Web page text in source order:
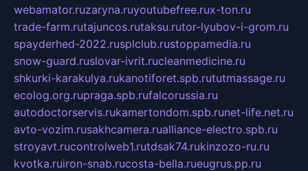
webamator.ruzaryna.ruyoutubefree.rux-ton.ru
trade-farm.rutajuncos.rutaksu.rutor-lyubov-i-grom.ru
spayderhed-2022.rusplclub.rustoppamedia.ru
snow-guard.ruslovar-ivrit.rucleanmedicine.ru
shkurki-karakulya.rukanotiforet.spb.rututmassage.ru
ecolog.org.rupraga.spb.rufalcorussia.ru
autodoctorservis.rukamertondom.spb.runet-life.net.ru
avto-vozim.rusakhcamera.rualliance-electro.spb.ru
stroyavt.rucontrolweb1.rutdsak74.rukinzozo-ru.ru
kvotka.ruiron-snab.rucosta-bella.rueugrus.pp.ru